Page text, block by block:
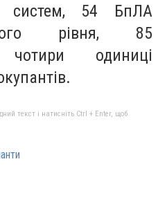
систем, 54 БпЛА
рівня, 85
одиниці
текст і натисніть Ctrl + Enter, щоб